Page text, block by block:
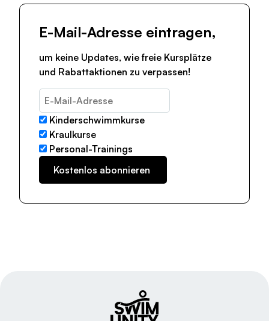
E-Mail-Adresse eintragen,
um keine Updates, wie freie Kursplätze
und Rabattaktionen zu verpassen!
Kinderschwimmkurse
Kraulkurse
Personal-Trainings